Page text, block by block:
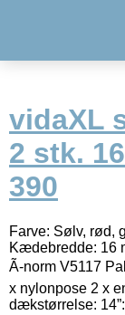
vidaXL
2 stk.
390
Farve: Sølv, rød,
Kædebredde: 16
Ã-norm V5117
x nylonpose 2 x
dækstørrelse: